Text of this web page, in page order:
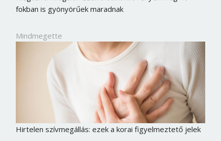
fokban is gyönyörűek maradnak
Mindmegette
Hirtelen szívmegállás: ezek a korai figyelmeztető jelek